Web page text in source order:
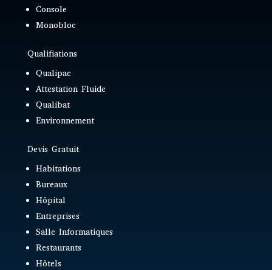
Console
Monobloc
Qualifiations
Qualipac
Attestation Fluide
Qualibat
Environnement
Devis Gratuit
Habitations
Bureaux
Hôpital
Entreprises
Salle Informatiques
Restaurants
Hôtels